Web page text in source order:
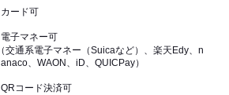
カード可
電子マネー可
（交通系電子マネー（Suicaなど）、楽天Edy、n
anaco、WAON、iD、QUICPay）
QRコード決済可